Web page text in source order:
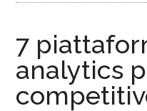
7
analytics